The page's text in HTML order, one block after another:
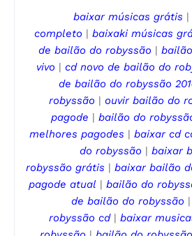
baixar músicas grátis |
completo | baixaki músicas
de bailão do robyssão |
vivo | cd novo de bailão do
de bailão do robyssão
robyssão | ouvir bailão do
pagode | bailão do
melhores pagodes | baixar cd
do robyssão | baixar
robyssão grátis | baixar bailão
pagode atual | bailão do
de bailão do robyssão |
robyssão cd| baixar